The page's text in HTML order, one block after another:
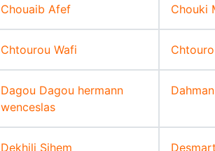
Chouaib Afef Chouki
Chtourou Wafi
Dagou Dagou hermann
wenceslas
Dekhili Sihem